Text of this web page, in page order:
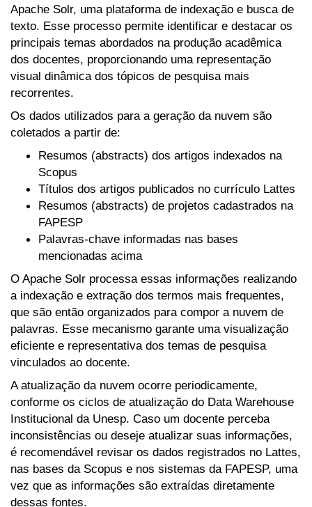
Apache Solr, uma plataforma de indexação e busca de
texto. Esse processo permite identificar e destacar os
principais temas abordados na produção acadêmica
dos docentes, proporcionando uma representação
visual dinâmica dos tópicos de pesquisa mais
recorrentes.
Os dados utilizados para a geração da nuvem são
coletados a partir de:
Resumos (abstracts) dos artigos indexados na
Scopus
Títulos dos artigos publicados no currículo Lattes
Resumos (abstracts) de projetos cadastrados na
FAPESP
Palavras-chave informadas nas bases
mencionadas acima
O Apache Solr processa essas informações realizando
a indexação e extração dos termos mais frequentes,
que são então organizados para compor a nuvem de
palavras. Esse mecanismo garante uma visualização
eficiente e representativa dos temas de pesquisa
vinculados ao docente.
A atualização da nuvem ocorre periodicamente,
conforme os ciclos de atualização do Data Warehouse
Institucional da Unesp. Caso um docente perceba
inconsistências ou deseje atualizar suas informações,
é recomendável revisar os dados registrados no Lattes,
nas bases da Scopus e nos sistemas da FAPESP, uma
vez que as informações são extraídas diretamente
dessas fontes.